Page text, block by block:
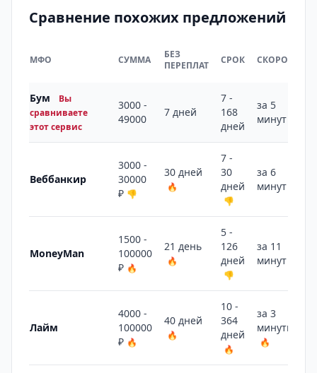
Сравнение похожих предложений
МФО СУММА
БЕЗ
ПЕРЕПЛАТ
СРОК СКОРОСТЬ
Бум
Вы
сравниваете
этот сервис
3000 -
49000
7 дней
7 -
168
дней
за 5
минут
Веббанкир
3000 -
30000
₽ 👎
30 дней
🔥
7 -
30
дней
👎
за 6
минут
MoneyMan
1500 -
100000
₽ 🔥
21 день
🔥
5 -
126
дней
👎
за 11
минут
Лайм
4000 -
100000
₽ 🔥
40 дней
🔥
10 -
364
дней
🔥
за 3
минуты
🔥